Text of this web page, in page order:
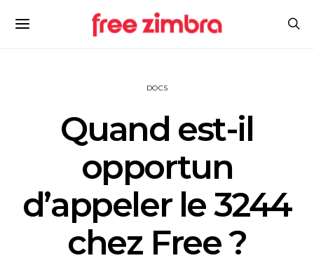
DOCS
Quand est-il
opportun
d’appeler le 3244
chez Free ?